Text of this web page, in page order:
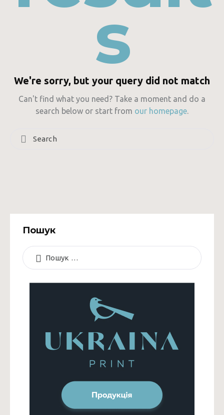
s
We're sorry, but your query did not match
Can't find what you need? Take a moment and do a
search below or start from our homepage.
Пошук